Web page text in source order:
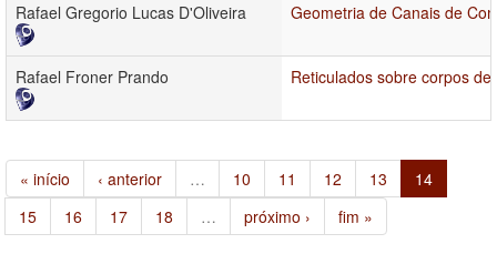
Rafael Gregorio Lucas D'Oliveira Geometria de Canais de
Rafael Froner Prando Reticulados sobre corpos de
« início ‹ anterior … 10 11 12 13
14
15
16 17 18 … próximo › fim »